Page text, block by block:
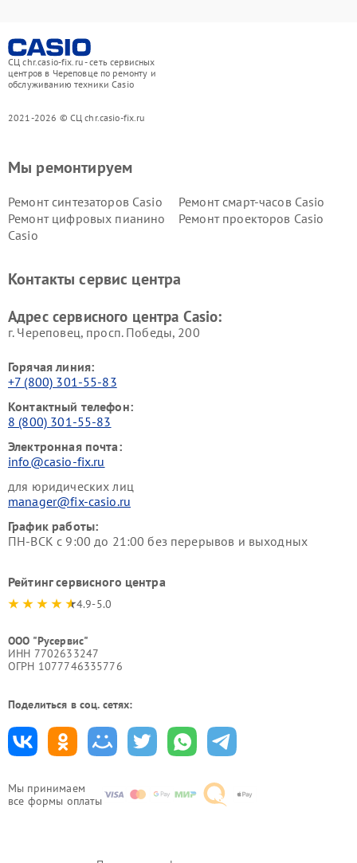
СЦ chr.casio-fix.ru - сеть сервисных
центров в Череповце по ремонту и
обслуживанию техники Casio
2021-2026 © СЦ chr.casio-fix.ru
Мы принимаем
все формы оплаты
Мы ремонтируем
Ремонт синтезаторов Casio
Ремонт смарт-часов Casio
Ремонт цифровых пианино
Casio
Ремонт проекторов Casio
Контакты сервис центра
Адрес сервисного центра Casio:
г. Череповец, просп. Победы, 200
Горячая линия:
+7 (800) 301-55-83
Контактный телефон:
8 (800) 301-55-83
Электронная почта:
info@casio-fix.ru
для юридических лиц
manager@fix-casio.ru
График работы:
ПН-ВСК с 9:00 до 21:00 без перерывов и выходных
Рейтинг сервисного центра
4.9-5.0
ООО "Русервис"
ИНН 7702633247
ОГРН 1077746335776
Поделиться в соц. сетях: